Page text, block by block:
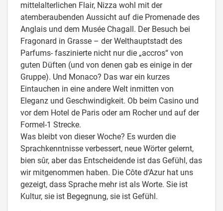
mittelalterlichen Flair, Nizza wohl mit der
atemberaubenden Aussicht auf die Promenade des
Anglais und dem Musée Chagall. Der Besuch bei
Fragonard in Grasse – der Welthauptstadt des
Parfums- faszinierte nicht nur die „accros“ von
guten Düften (und von denen gab es einige in der
Gruppe). Und Monaco? Das war ein kurzes
Eintauchen in eine andere Welt inmitten von
Eleganz und Geschwindigkeit. Ob beim Casino und
vor dem Hotel de Paris oder am Rocher und auf der
Formel-1 Strecke.
Was bleibt von dieser Woche? Es wurden die
Sprachkenntnisse verbessert, neue Wörter gelernt,
bien sûr, aber das Entscheidende ist das Gefühl, das
wir mitgenommen haben. Die Côte d‘Azur hat uns
gezeigt, dass Sprache mehr ist als Worte. Sie ist
Kultur, sie ist Begegnung, sie ist Gefühl.